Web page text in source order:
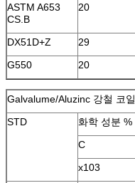
ASTM A653
CS.B
20
DX51D+Z 29
G550
20
Galvalume/Aluzinc 강철 코일
STD
화학 성분 %
C
x103